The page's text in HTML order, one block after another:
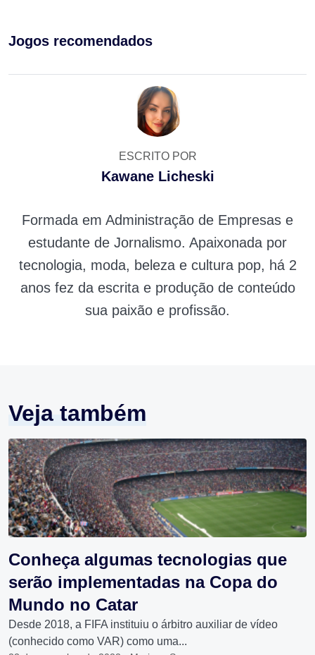
Jogos recomendados
ESCRITO POR
Kawane Licheski
Formada em Administração de Empresas e
estudante de Jornalismo. Apaixonada por
tecnologia, moda, beleza e cultura pop, há 2
anos fez da escrita e produção de conteúdo
sua paixão e profissão.
Veja também
Conheça algumas tecnologias que
serão implementadas na Copa do
Mundo no Catar
Desde 2018, a FIFA instituiu o árbitro auxiliar de vídeo
(conhecido como VAR) como uma...